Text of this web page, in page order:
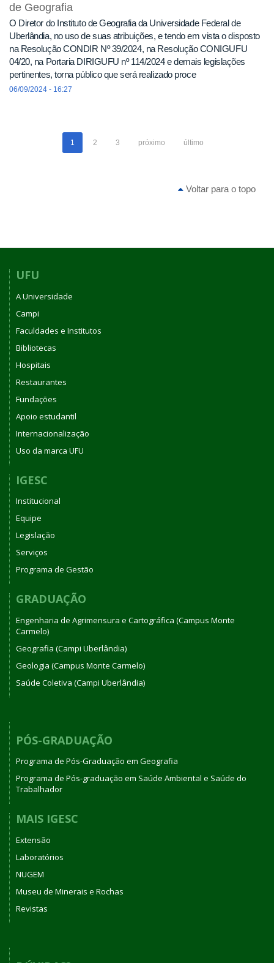
de Geografia
O Diretor do Instituto de Geografia da Universidade Federal de
Uberlândia, no uso de suas atribuições, e tendo em vista o disposto
na Resolução CONDIR Nº 39/2024, na Resolução CONIGUFU
04/20, na Portaria DIRIGUFU nº 114/2024 e demais legislações
pertinentes, torna público que será realizado proce
06/09/2024 - 16:27
1 2 3 próximo último
Voltar para o topo
UFU
A Universidade
Campi
Faculdades e Institutos
Bibliotecas
Hospitais
Restaurantes
Fundações
Apoio estudantil
Internacionalização
Uso da marca UFU
IGESC
Institucional
Equipe
Legislação
Serviços
Programa de Gestão
GRADUAÇÃO
Engenharia de Agrimensura e Cartográfica (Campus Monte
Carmelo)
Geografia (Campi Uberlândia)
Geologia (Campus Monte Carmelo)
Saúde Coletiva (Campi Uberlândia)
PÓS-GRADUAÇÃO
Programa de Pós-Graduação em Geografia
Programa de Pós-graduação em Saúde Ambiental e Saúde do
Trabalhador
MAIS IGESC
Extensão
Laboratórios
NUGEM
Museu de Minerais e Rochas
Revistas